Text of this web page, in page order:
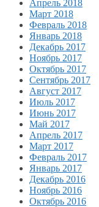
Апрель 2018
Март 2018
Февраль 2018
Январь 2018
Декабрь 2017
Ноябрь 2017
Октябрь 2017
Сентябрь 2017
Август 2017
Июль 2017
Июнь 2017
Май 2017
Апрель 2017
Март 2017
Февраль 2017
Январь 2017
Декабрь 2016
Ноябрь 2016
Октябрь 2016